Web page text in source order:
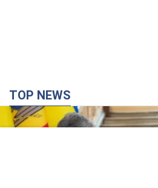
Зеленський вперше прибув